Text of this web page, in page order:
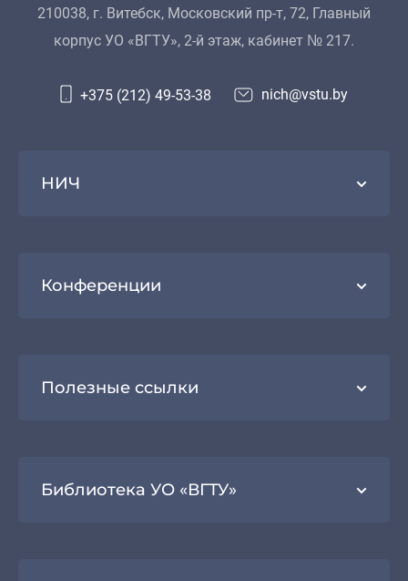
210038, г. Витебск, Московский пр-т, 72, Главный
корпус УО «ВГТУ», 2-й этаж, кабинет № 217.
+375 (212) 49-53-38 nich@vstu.by
НИЧ
Конференции
Полезные ссылки
Библиотека УО «ВГТУ»